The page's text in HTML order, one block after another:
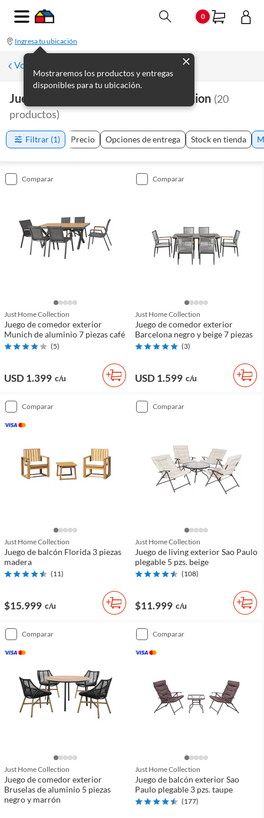
0
Ingresa tu ubicación
Mostraremos los productos y entregas
disponibles para tu ubicación.
Volver a Muebles de jardín
Juegos De Jardín Just Home Collection (20
productos)
Filtrar (1) Precio Opciones de entrega Stock en tienda
comparar
Just Home Collection
Juego de comedor exterior
Munich de aluminio 7 piezas café
(5)
USD 1.399 c/u
comparar
Just Home Collection
Juego de comedor exterior
Barcelona negro y beige 7 piezas
(3)
USD 1.599 c/u
comparar
Just Home Collection
Juego de balcón Florida 3 piezas
madera
(11)
$15.999 c/u
comparar
Just Home Collection
Juego de living exterior Sao Paulo
plegable 5 pzs. beige
(108)
$11.999 c/u
comparar
Just Home Collection
Juego de comedor exterior
Bruselas de aluminio 5 piezas
negro y marrón
comparar
Just Home Collection
Juego de balcón exterior Sao
Paulo plegable 3 pzs. taupe
(177)